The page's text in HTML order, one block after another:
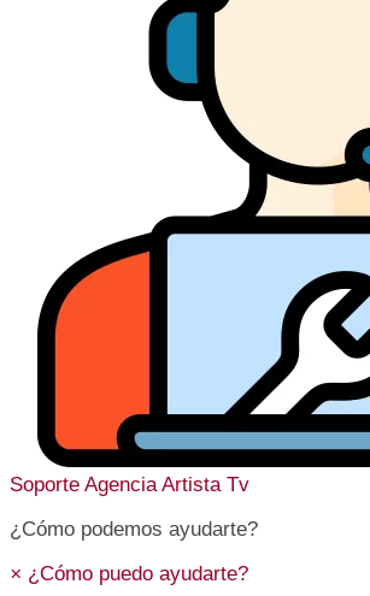
Soporte Agencia Artista Tv
¿Cómo podemos ayudarte?
× ¿Cómo puedo ayudarte?